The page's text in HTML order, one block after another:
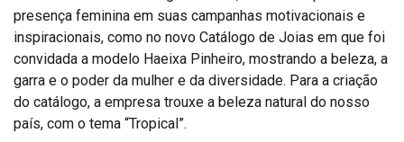
presença feminina em suas campanhas motivacionais e
inspiracionais, como no novo Catálogo de Joias em que foi
convidada a modelo Haeixa Pinheiro, mostrando a beleza, a
garra e o poder da mulher e da diversidade. Para a criação
do catálogo, a empresa trouxe a beleza natural do nosso
país, com o tema “Tropical”.